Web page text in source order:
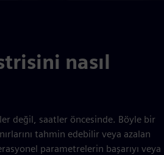
nasıl
değil, saatler öncesinde. Böyle bir
tahmin edebilir veya azalan
parametrelerin başarıyı veya